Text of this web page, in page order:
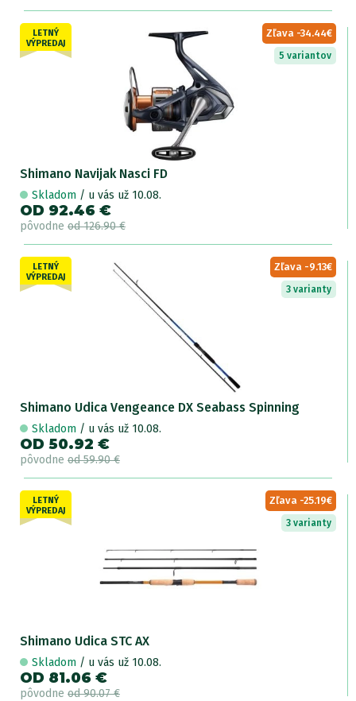
LETNÝ
VÝPREDAJ
Zľava -34.44€
5 variantov
Shimano Navijak Nasci FD
Skladom / u vás už 10.08.
OD 92.46 €
pôvodne od 126.90 €
LETNÝ
VÝPREDAJ
Zľava -9.13€
3 varianty
Shimano Udica Vengeance DX Seabass Spinning
Skladom / u vás už 10.08.
OD 50.92 €
pôvodne od 59.90 €
LETNÝ
VÝPREDAJ
Zľava -25.19€
3 varianty
Shimano Udica STC AX
Skladom / u vás už 10.08.
OD 81.06 €
pôvodne od 90.07 €